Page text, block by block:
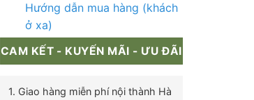
Hướng dẫn mua hàng (khách
ở xa)
CAM KẾT - KUYẾN MÃI - ƯU ĐÃI
1. Giao hàng miễn phí nội thành Hà